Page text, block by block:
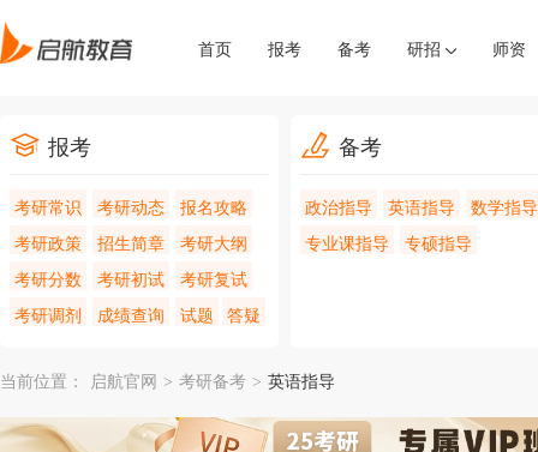
首页 报考 备考 研招 师资
报考
考研常识 考研动态
报名攻略
考研政策
招生简章
考研大纲
考研分数
考研初试
考研复试
考研调剂
成绩查询 试题 答疑
备考
政治指导 英语指导
数学指导
专业课指导
专硕指导
当前位置： 启航官网 > 考研备考 > 英语指导